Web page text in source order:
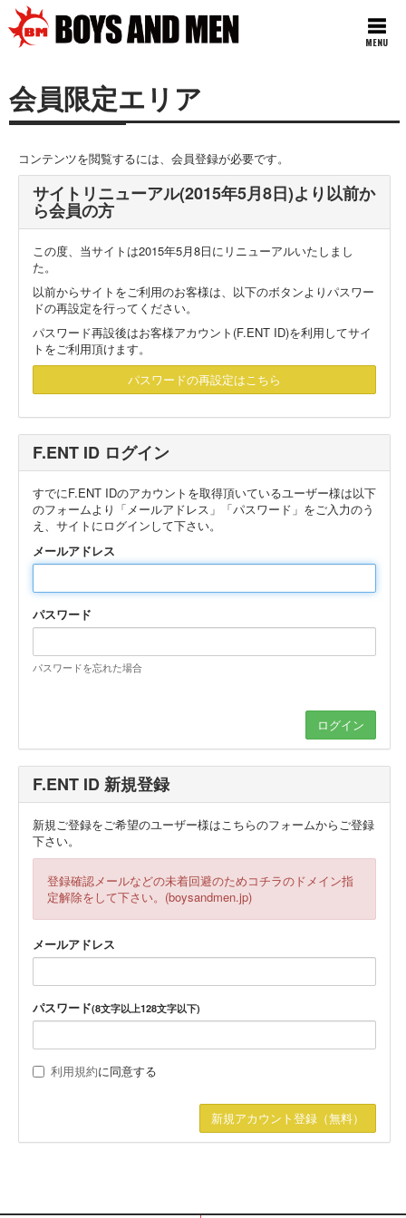
MENU
会員限定エリア
コンテンツを閲覧するには、会員登録が必要です。
サイトリニューアル(2015年5月8日)より以前か
ら会員の方
この度、当サイトは2015年5月8日にリニューアルいたしまし
た。
以前からサイトをご利用のお客様は、以下のボタンよりパスワー
ドの再設定を行ってください。
パスワード再設後はお客様アカウント(F.ENT ID)を利用してサイ
トをご利用頂けます。
パスワードの再設定はこちら
F.ENT ID ログイン
すでにF.ENT IDのアカウントを取得頂いているユーザー様は以下
のフォームより「メールアドレス」「パスワード」をご入力のう
え、サイトにログインして下さい。
メールアドレス
パスワード
パスワードを忘れた場合
F.ENT ID 新規登録
新規ご登録をご希望のユーザー様はこちらのフォームからご登録
下さい。
登録確認メールなどの未着回避のためコチラのドメイン指
定解除をして下さい。(boysandmen.jp)
メールアドレス
パスワード(8文字以上128文字以下)
利用規約に同意する